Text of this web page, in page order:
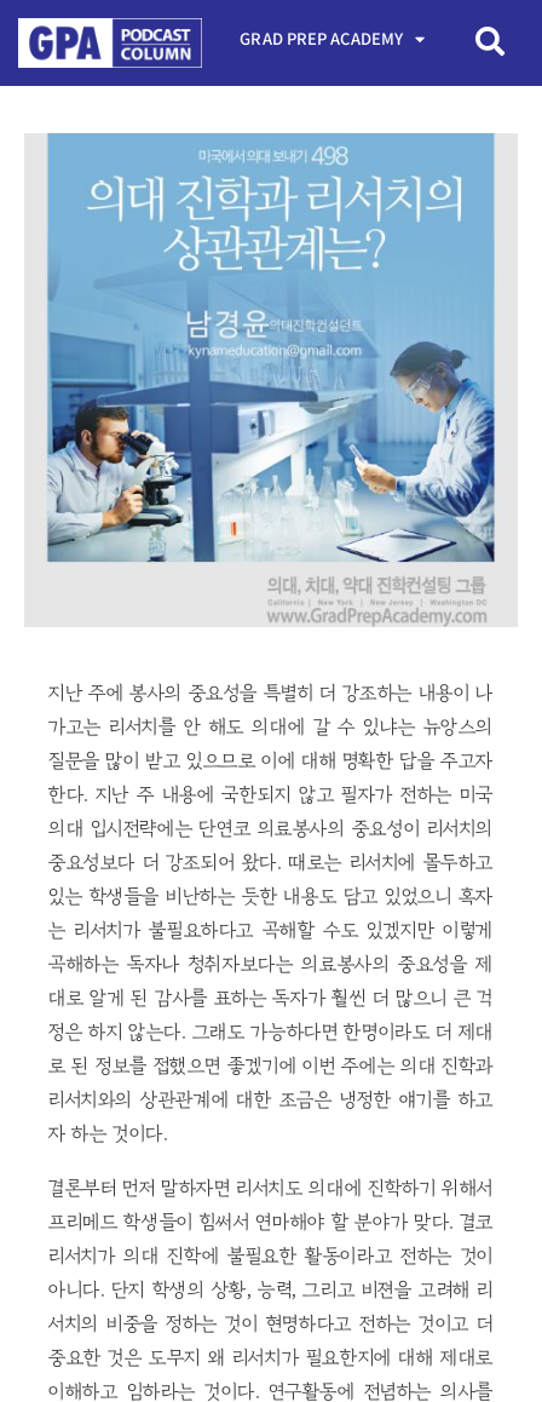
GRAD PREP ACADEMY
지난 주에 봉사의 중요성을 특별히 더 강조하는 내용이 나
가고는 리서치를 안 해도 의대에 갈 수 있냐는 뉴앙스의
질문을 많이 받고 있으므로 이에 대해 명확한 답을 주고자
한다. 지난 주 내용에 국한되지 않고 필자가 전하는 미국
의대 입시전략에는 단연코 의료봉사의 중요성이 리서치의
중요성보다 더 강조되어 왔다. 때로는 리서치에 몰두하고
있는 학생들을 비난하는 듯한 내용도 담고 있었으니 혹자
는 리서치가 불필요하다고 곡해할 수도 있겠지만 이렇게
곡해하는 독자나 청취자보다는 의료봉사의 중요성을 제
대로 알게 된 감사를 표하는 독자가 훨씬 더 많으니 큰 걱
정은 하지 않는다. 그래도 가능하다면 한명이라도 더 제대
로 된 정보를 접했으면 좋겠기에 이번 주에는 의대 진학과
리서치와의 상관관계에 대한 조금은 냉정한 얘기를 하고
자 하는 것이다.
결론부터 먼저 말하자면 리서치도 의대에 진학하기 위해서
프리메드 학생들이 힘써서 연마해야 할 분야가 맞다. 결코
리서치가 의대 진학에 불필요한 활동이라고 전하는 것이
아니다. 단지 학생의 상황, 능력, 그리고 비젼을 고려해 리
서치의 비중을 정하는 것이 현명하다고 전하는 것이고 더
중요한 것은 도무지 왜 리서치가 필요한지에 대해 제대로
이해하고 임하라는 것이다. 연구활동에 전념하는 의사를